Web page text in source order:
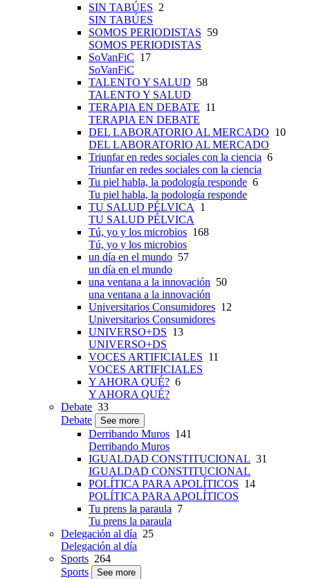
SIN TABÚES 2
SIN TABÚES
SOMOS PERIODISTAS 59
SOMOS PERIODISTAS
SoVanFiC 17
SoVanFiC
TALENTO Y SALUD 58
TALENTO Y SALUD
TERAPIA EN DEBATE 11
TERAPIA EN DEBATE
DEL LABORATORIO AL MERCADO 10
DEL LABORATORIO AL MERCADO
Triunfar en redes sociales con la ciencia 6
Triunfar en redes sociales con la ciencia
Tu piel habla, la podología responde 6
Tu piel habla, la podología responde
TU SALUD PÉLVICA
1
TU SALUD PÉLVICA
Tú, yo y los microbios 168
Tú, yo y los microbios
un día en el mundo 57
un día en el mundo
una ventana a la innovación 50
una ventana a la innovación
Universitarios Consumidores 12
Universitarios Consumidores
UNIVERSO+DS 13
UNIVERSO+DS
VOCES ARTIFICIALES 11
VOCES ARTIFICIALES
Y AHORA QUÉ? 6
Y AHORA QUÉ?
Debate 33
Debate
See more
Derribando Muros 141
Derribando Muros
IGUALDAD CONSTITUCIONAL 31
IGUALDAD CONSTITUCIONAL
POLÍTICA PARA APOLÍTICOS 14
POLÍTICA PARA APOLÍTICOS
Tu prens la paraula 7
Tu prens la paraula
Delegación al día 25
Delegación al día
Sports 264
Sports
See more